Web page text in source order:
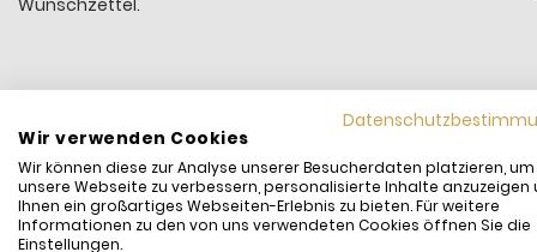
Wir verwenden Cookies
Wir können diese zur Analyse unserer Besucherdaten platzieren, um
unsere Webseite zu verbessern, personalisierte Inhalte anzuzeigen
Ihnen ein großartiges Webseiten-Erlebnis zu bieten. Für weitere
Informationen zu den von uns verwendeten Cookies öffnen Sie die
Einstellungen.